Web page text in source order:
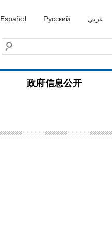
Español Русский عربي
政府信息公开